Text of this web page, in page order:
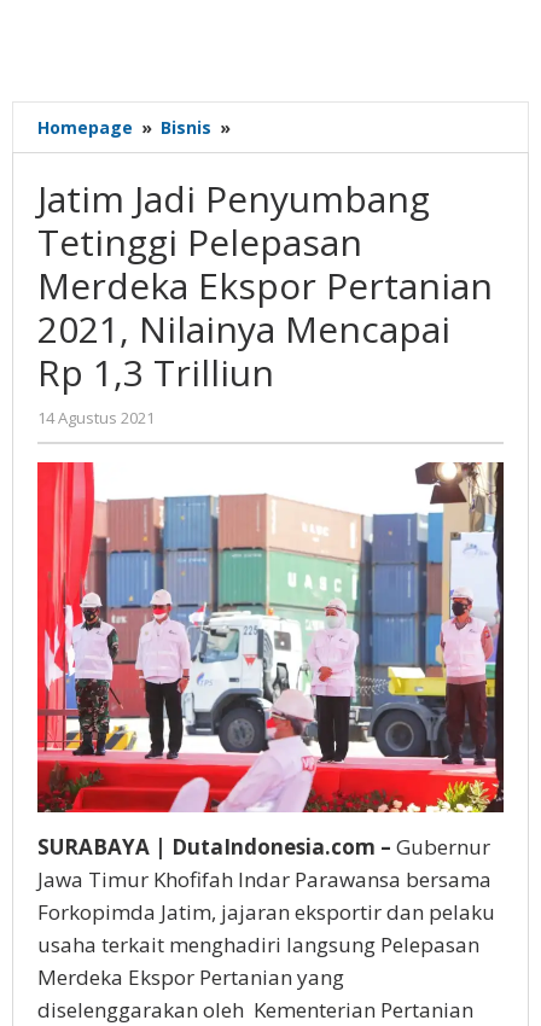
Homepage » Bisnis »
Jadi
Tetinggi
Pelepasan
Merdeka
Ekspor
Pertanian
2021,
Nilainya
Mencapai
Jatim Jadi Penyumbang
Tetinggi Pelepasan
Merdeka Ekspor Pertanian
2021, Nilainya Mencapai
Rp 1,3 Trilliun
14 Agustus 2021
Nilna
SURABAYA | DutaIndonesia.com – Gubernur
Jawa Timur Khofifah Indar Parawansa bersama
Forkopimda Jatim, jajaran eksportir dan pelaku
usaha terkait menghadiri langsung Pelepasan
Merdeka Ekspor Pertanian yang
diselenggarakan oleh Kementerian Pertanian